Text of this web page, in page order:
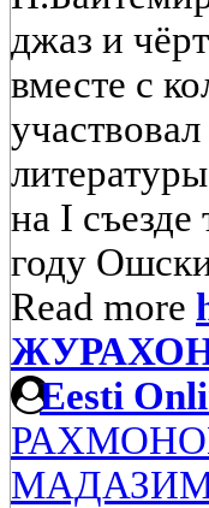
джаз и
вместе с
на I
году
Read more
Eesti
РАХМОНОВ